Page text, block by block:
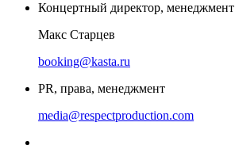
Концертный директор, менеджмент
Макс Старцев
booking@kasta.ru
PR, права, менеджмент
media@respectproduction.com